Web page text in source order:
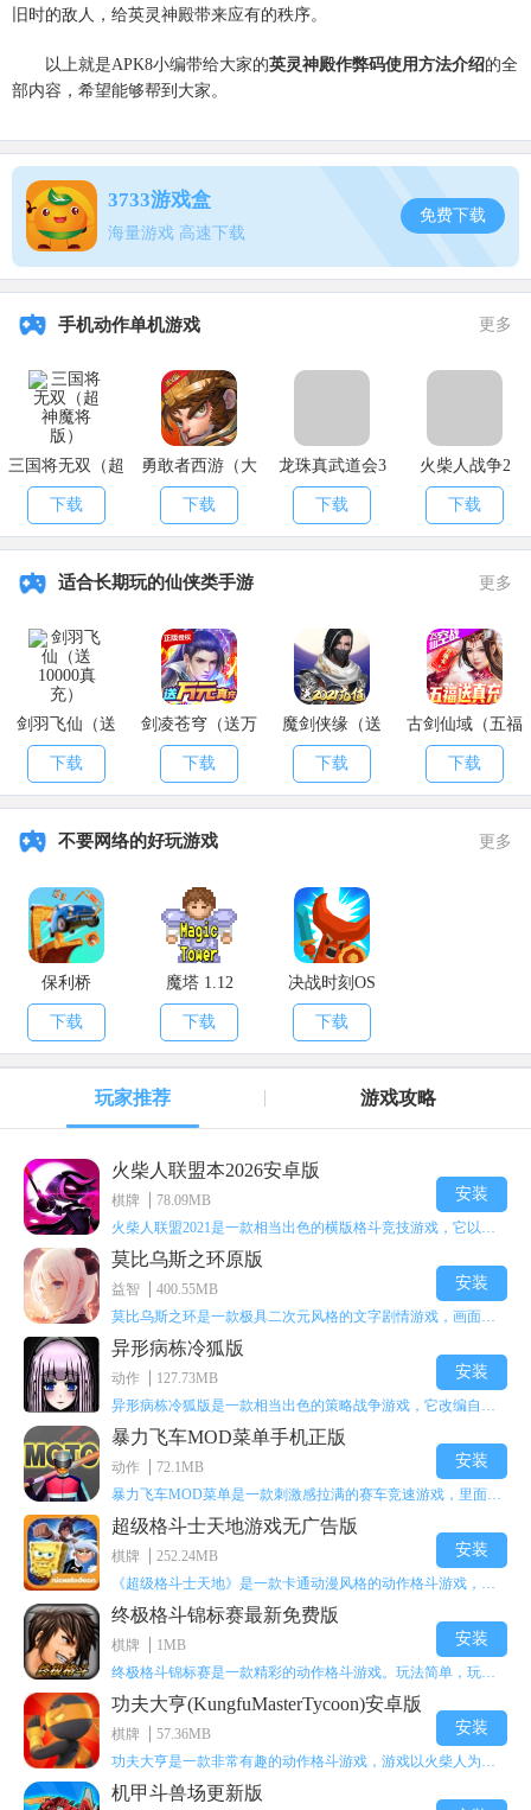
旧时的敌人，给英灵神殿带来应有的秩序。
以上就是APK8小编带给大家的英灵神殿作弊码使用方法介绍的全
部内容，希望能够帮到大家。
3733游戏盒
海量游戏 高速下载
免费下载
手机动作单机游戏 更多
三国将无双（超
神魔将版）
下载
勇敢者西游（大
乱斗）
下载
龙珠真武道会3
下载
火柴人战争2
下载
适合长期玩的仙侠类手游 更多
剑羽飞仙（送
10000真充）
下载
剑凌苍穹（送万
元真充）
下载
魔剑侠缘（送
2021充值）
下载
古剑仙域（五福
送真充）
下载
不要网络的好玩游戏 更多
保利桥
下载
魔塔 1.12
下载
决战时刻OS
下载
玩家推荐 游戏攻略
火柴人联盟本2026安卓版
棋牌
78.09MB
火柴人联盟2021是一款相当出色的横版格斗竞技游戏，它以火柴人形象高度还原了知名端游《英雄联盟》里的众多英雄。玩家能够自由挑选两名火柴人英雄开启自己的战斗秀，这里有着炫酷的技能特效和一流的打击感，感兴趣的话就快来体验火柴人联盟2021吧！
安装
莫比乌斯之环原版
益智
400.55MB
莫比乌斯之环是一款极具二次元风格的文字剧情游戏，画面达到动画级别的视觉效果，玩家将帮助游戏中的二次元少女达成心愿，感兴趣的玩家不妨来体验一下这款游戏！
安装
异形病栋冷狐版
动作
127.73MB
异形病栋冷狐版是一款相当出色的策略战争游戏，它改编自同名电影。玩家会进入一座遍布未知与恐惧的废弃病楼，探寻里面的秘密，揭开潜藏在黑暗里的真相。在游戏过程中，玩家要收集线索和道具，破解各种谜团，还要躲避或者对抗怪物。这款游戏支持中文字幕，能带来沉浸式的恐怖体验，很适合喜爱恐怖解谜的玩家。
安装
暴力飞车MOD菜单手机正版
动作
72.1MB
暴力飞车MOD菜单是一款刺激感拉满的赛车竞速游戏，里面有海量顶级超跑等着玩家去解锁和驾驶。游戏还加入了充满悬念的隐藏宝箱系统，打开宝箱能获得稀有道具、性能强化组件和特殊奖励，这些都能大大提高通关效率和竞技优势，玩起来紧张又爽快，沉浸感特别强。
安装
超级格斗士天地游戏无广告版
棋牌
252.24MB
《超级格斗士天地》是一款卡通动漫风格的动作格斗游戏，能瞬间点燃你的格斗激情，让你迅速热血沸腾。游戏里有海绵宝宝、超能小子、幻影丹尼等众多热门角色可供挑选，趣味性拉满，玩起来容易上瘾，绝对是打发无聊时光的绝佳选择。对这款游戏感兴趣的朋友，欢迎来天尚站体验~
安装
终极格斗锦标赛最新免费版
棋牌
1MB
终极格斗锦标赛是一款精彩的动作格斗游戏。玩法简单，玩家只需滑动手势，就能施展出华丽的史诗动作与超级连招。不断提升、升级你的战斗技能吧！欢迎前来体验！在原有基础上，操作体验进行了一定优化，玩家操作将更加简洁流畅，还能为角色添加特殊能力与招式。喜欢这类游戏的玩家可千万别错过！
安装
功夫大亨(KungfuMasterTycoon)安卓版
棋牌
57.36MB
功夫大亨是一款非常有趣的动作格斗游戏，游戏以火柴人为角色形象，不同职业的角色都拥有独特的特殊效果。玩家可以选择自己喜爱的角色挑战关卡，在关卡中通过施展连续特技来消灭怪物。游戏有着精彩的战斗方式和炫酷的特效，喜欢这类游戏的玩家快来体验功夫大亨吧！
安装
机甲斗兽场更新版